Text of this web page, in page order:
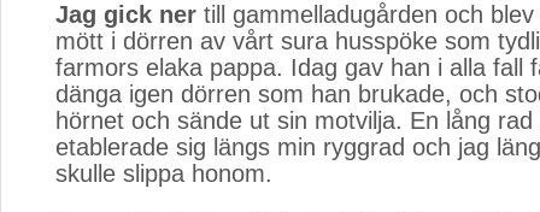
Jag gick ner till gammelladugården och
mött i dörren av vårt sura husspöke som
farmors elaka pappa. Idag gav han i alla fall
dänga igen dörren som han brukade, och
hörnet och sände ut sin motvilja. En lång
etablerade sig längs min ryggrad och jag
skulle slippa honom.